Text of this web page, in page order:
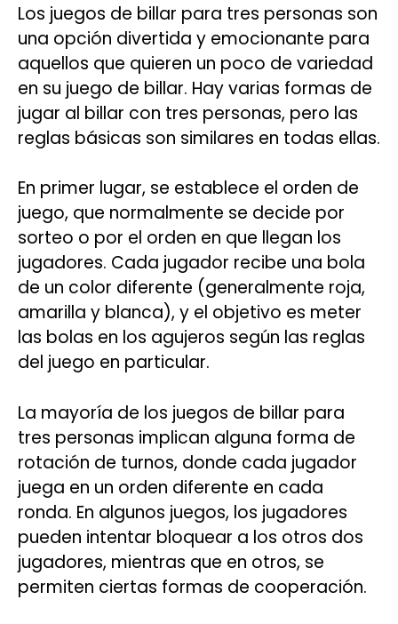
Los juegos de billar para tres personas son
una opción divertida y emocionante para
aquellos que quieren un poco de variedad
en su juego de billar. Hay varias formas de
jugar al billar con tres personas, pero las
reglas básicas son similares en todas ellas.
En primer lugar, se establece el orden de
juego, que normalmente se decide por
sorteo o por el orden en que llegan los
jugadores. Cada jugador recibe una bola
de un color diferente (generalmente roja,
amarilla y blanca), y el objetivo es meter
las bolas en los agujeros según las reglas
del juego en particular.
La mayoría de los juegos de billar para
tres personas implican alguna forma de
rotación de turnos, donde cada jugador
juega en un orden diferente en cada
ronda. En algunos juegos, los jugadores
pueden intentar bloquear a los otros dos
jugadores, mientras que en otros, se
permiten ciertas formas de cooperación.